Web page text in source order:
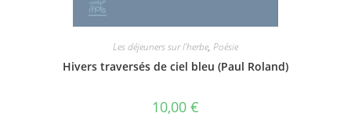
Les déjeuners sur l'herbe, Poésie
Hivers traversés de ciel bleu (Paul Roland)
10,00 €